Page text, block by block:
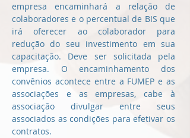
empresa encaminhará a relação de
colaboradores e o percentual de BIS que
irá oferecer ao colaborador para
redução do seu investimento em sua
capacitação. Deve ser solicitada pela
empresa. O encaminhamento dos
convênios acontece entre a FUMEP e as
associações e as empresas, cabe à
associação divulgar entre seus
associados as condições para efetivar os
contratos.